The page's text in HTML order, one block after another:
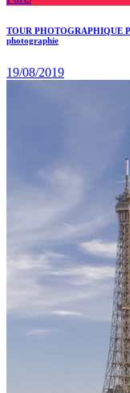
TOUR PHOTOGRAPHIQUE
photographie
19/08/2019